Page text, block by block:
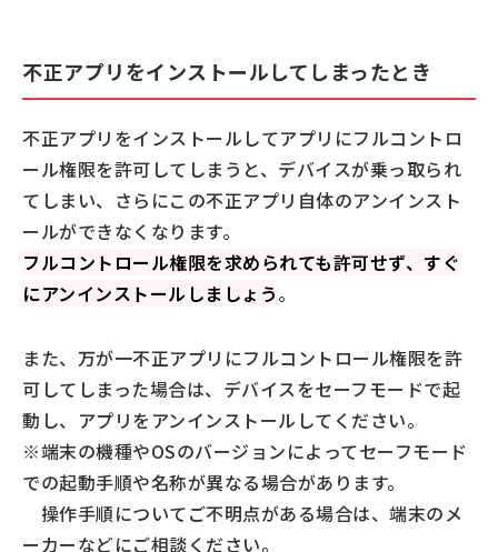
不正アプリをインストールしてしまったとき
不正アプリをインストールしてアプリにフルコントロ
ール権限を許可してしまうと、デバイスが乗っ取られ
てしまい、さらにこの不正アプリ自体のアンインスト
ールができなくなります。
フルコントロール権限を求められても許可せず、すぐ
にアンインストールしましょう。
また、万が一不正アプリにフルコントロール権限を許
可してしまった場合は、デバイスをセーフモードで起
動し、アプリをアンインストールしてください。
※端末の機種やOSのバージョンによってセーフモード
での起動手順や名称が異なる場合があります。
操作手順についてご不明点がある場合は、端末のメ
ーカーなどにご相談ください。